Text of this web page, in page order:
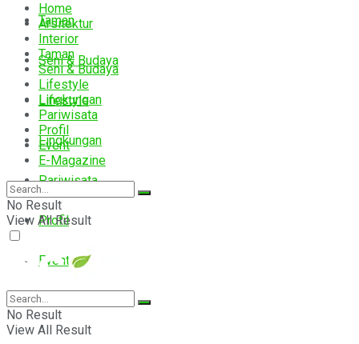
Taman
Seni & Budaya
Lifestyle
Lingkungan
Pariwisata
Profil
Event
E-Magazine
Home
Arsitektur
Interior
Taman
Seni & Budaya
Lifestyle
Lingkungan
Pariwisata
Profil
Event
E-Magazine
No Result
View All Result
No Result
View All Result